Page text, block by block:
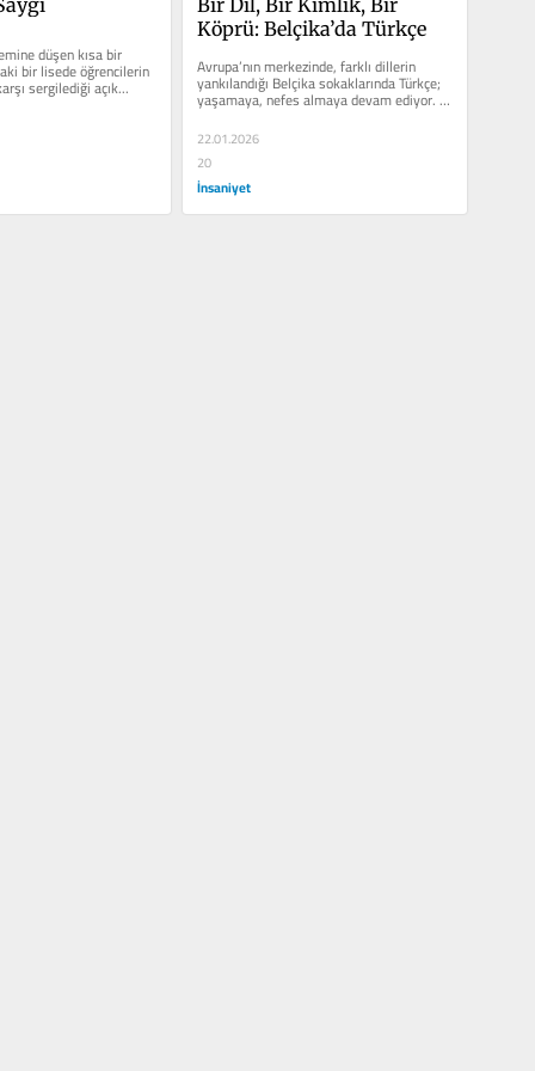
düşen kısa bir
bir lisede öğrencilerin
sergilediği açık...
Köprü: Belçika’da Türkçe
Avrupa’nın merkezinde, farklı dillerin
yankılandığı Belçika sokaklarında Türkçe;
yaşamaya, nefes almaya devam ediyor.
Belçika’nın...
22.01.2026
20
İnsaniyet